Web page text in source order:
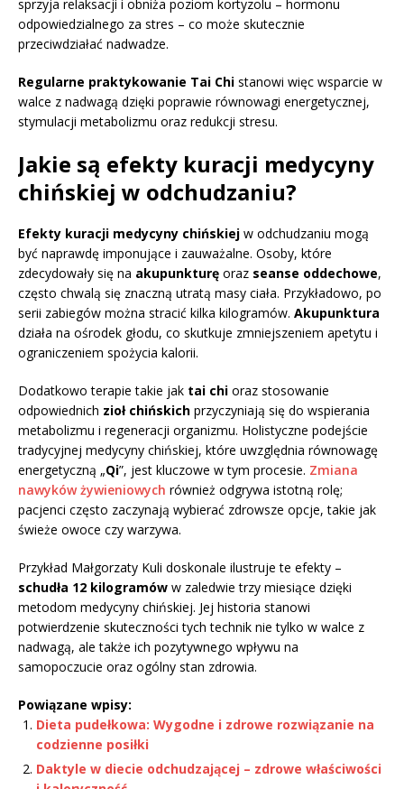
sprzyja relaksacji i obniża poziom kortyzolu – hormonu
odpowiedzialnego za stres – co może skutecznie
przeciwdziałać nadwadze.
Regularne praktykowanie Tai Chi stanowi więc wsparcie w
walce z nadwagą dzięki poprawie równowagi energetycznej,
stymulacji metabolizmu oraz redukcji stresu.
Jakie są efekty kuracji medycyny
chińskiej w odchudzaniu?
Efekty kuracji medycyny chińskiej w odchudzaniu mogą
być naprawdę imponujące i zauważalne. Osoby, które
zdecydowały się na akupunkturę oraz seanse oddechowe,
często chwalą się znaczną utratą masy ciała. Przykładowo, po
serii zabiegów można stracić kilka kilogramów. Akupunktura
działa na ośrodek głodu, co skutkuje zmniejszeniem apetytu i
ograniczeniem spożycia kalorii.
Dodatkowo terapie takie jak tai chi oraz stosowanie
odpowiednich zioł chińskich przyczyniają się do wspierania
metabolizmu i regeneracji organizmu. Holistyczne podejście
tradycyjnej medycyny chińskiej, które uwzględnia równowagę
energetyczną „Qi”, jest kluczowe w tym procesie. Zmiana
nawyków żywieniowych również odgrywa istotną rolę;
pacjenci często zaczynają wybierać zdrowsze opcje, takie jak
świeże owoce czy warzywa.
Przykład Małgorzaty Kuli doskonale ilustruje te efekty –
schudła 12 kilogramów w zaledwie trzy miesiące dzięki
metodom medycyny chińskiej. Jej historia stanowi
potwierdzenie skuteczności tych technik nie tylko w walce z
nadwagą, ale także ich pozytywnego wpływu na
samopoczucie oraz ogólny stan zdrowia.
Powiązane wpisy:
Dieta pudełkowa: Wygodne i zdrowe rozwiązanie na
codzienne posiłki
Daktyle w diecie odchudzającej – zdrowe właściwości